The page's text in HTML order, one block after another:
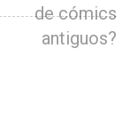
de cómics
antiguos?